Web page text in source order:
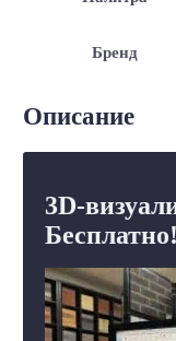
Бренд
Описание
3D-
Бесплатно!